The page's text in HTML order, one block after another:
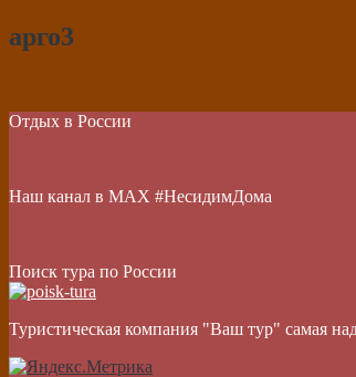
арго3
Отдых в России
Наш канал в МАХ #НесидимДома
Поиск тура по России
Туристическая компания "Ваш тур" самая